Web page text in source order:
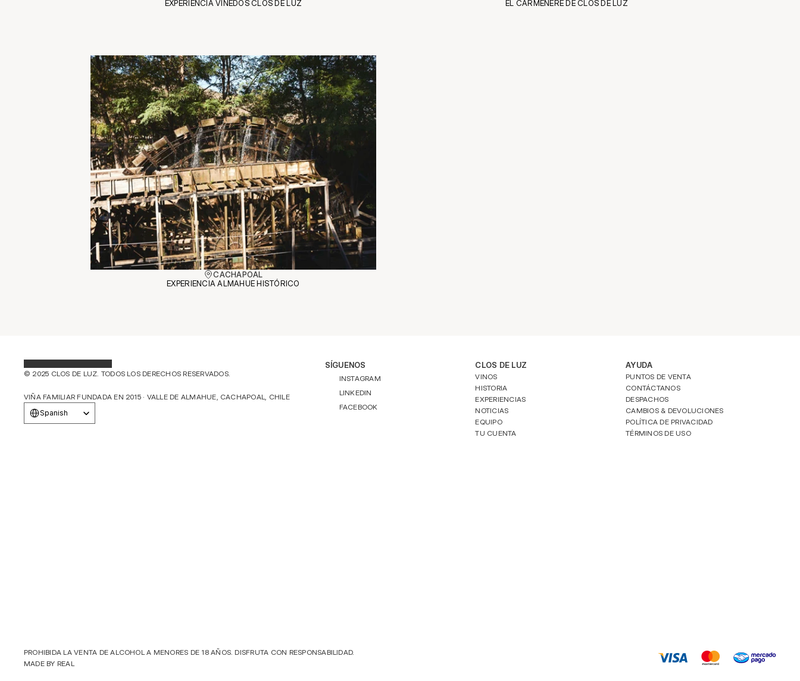
EXPERIENCIA VIÑEDOS CLOS DE LUZ
EL CARMÉNÈRE DE CLOS DE LUZ
CACHAPOAL
EXPERIENCIA ALMAHUE HISTÓRICO
© 2025 CLOS DE LUZ. TODOS LOS DERECHOS RESERVADOS.
VIÑA FAMILIAR FUNDADA EN 2015 · VALLE DE ALMAHUE, CACHAPOAL, CHILE
Spanish
SÍGUENOS
INSTAGRAM
LINKEDIN
FACEBOOK
CLOS DE LUZ
VINOS
HISTORIA
EXPERIENCIAS
NOTICIAS
EQUIPO
TU CUENTA
AYUDA
PUNTOS DE VENTA
CONTÁCTANOS
DESPACHOS
CAMBIOS & DEVOLUCIONES
POLÍTICA DE PRIVACIDAD
TÉRMINOS DE USO
PROHIBIDA LA VENTA DE ALCOHOL A MENORES DE 18 AÑOS. DISFRUTA CON RESPONSABILIDAD.
MADE BY REAL